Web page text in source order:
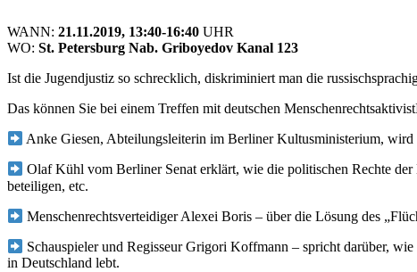
WANN: 21.11.2019, 13:40-16:40 UHR
WO: St. Petersburg Nab. Griboyedov Kanal 123
Ist die Jugendjustiz so schrecklich, diskriminiert man die
Das können Sie bei einem Treffen mit deutschen
Anke Giesen, Abteilungsleiterin im Berliner Kultusministerium,
Olaf Kühl vom Berliner Senat erklärt, wie die politischen Rechte
beteiligen, etc.
Menschenrechtsverteidiger Alexei Boris – über die Lösung des
Schauspieler und Regisseur Grigori Koffmann – spricht darüber,
in Deutschland lebt.